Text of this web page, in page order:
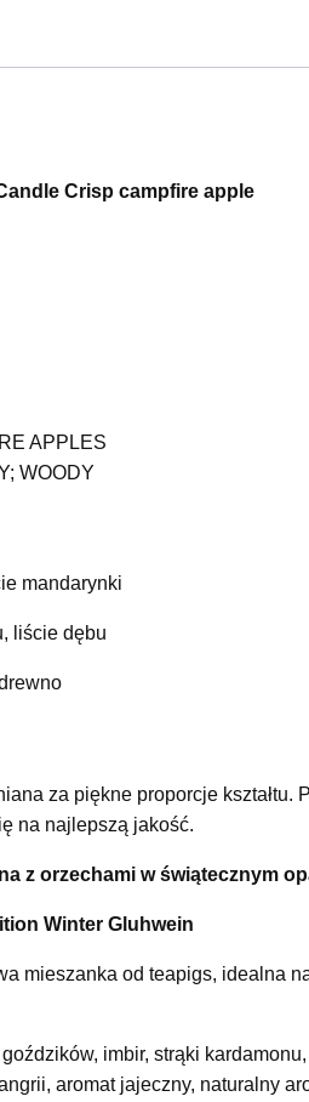
Crisp campfire apple
APPLES
WOODY
mandarynki
liście dębu
za piękne proporcje
na najlepszą jakość.
z orzechami w świątecznym
Winter Gluhwein
mieszanka od teapigs, idealna
imbir, strąki
aromat jajeczny, naturalny